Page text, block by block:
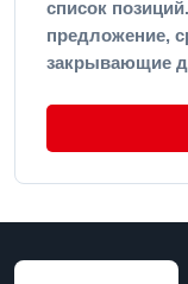
список
предложение,
закрывающие